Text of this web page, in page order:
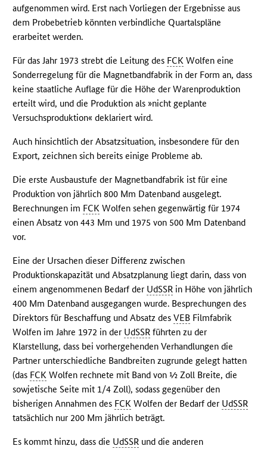
aufgenommen wird. Erst nach Vorliegen der Ergebnisse aus
dem Probebetrieb könnten verbindliche Quartalspläne
erarbeitet werden.
Für das Jahr 1973 strebt die Leitung des FCK Wolfen eine
Sonderregelung für die Magnetbandfabrik in der Form an, dass
keine staatliche Auflage für die Höhe der Warenproduktion
erteilt wird, und die Produktion als »nicht geplante
Versuchsproduktion« deklariert wird.
Auch hinsichtlich der Absatzsituation, insbesondere für den
Export, zeichnen sich bereits einige Probleme ab.
Die erste Ausbaustufe der Magnetbandfabrik ist für eine
Produktion von jährlich 800 Mm Datenband ausgelegt.
Berechnungen im FCK Wolfen sehen gegenwärtig für 1974
einen Absatz von 443 Mm und 1975 von 500 Mm Datenband
vor.
Eine der Ursachen dieser Differenz zwischen
Produktionskapazität und Absatzplanung liegt darin, dass von
einem angenommenen Bedarf der UdSSR in Höhe von jährlich
400 Mm Datenband ausgegangen wurde. Besprechungen des
Direktors für Beschaffung und Absatz desVEB Filmfabrik
Wolfen im Jahre 1972 in der UdSSR führten zu der
Klarstellung, dass bei vorhergehenden Verhandlungen die
Partner unterschiedliche Bandbreiten zugrunde gelegt hatten
(das FCK Wolfen rechnete mit Band von ½ Zoll Breite, die
sowjetische Seite mit 1/4 Zoll), sodass gegenüber den
bisherigen Annahmen des FCK Wolfen der Bedarf der UdSSR
tatsächlich nur 200 Mm jährlich beträgt.
Es kommt hinzu, dass die UdSSR und die anderen